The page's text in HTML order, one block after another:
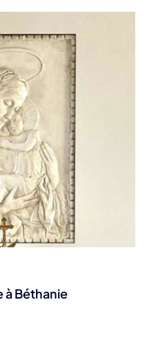
à Béthanie